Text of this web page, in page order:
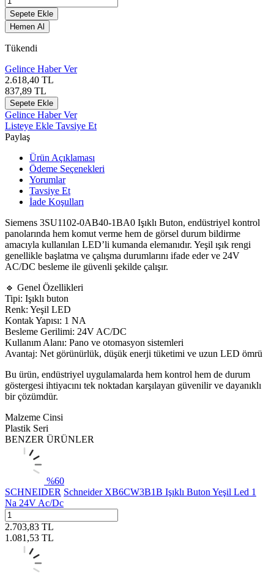
Sepete Ekle
Hemen Al
Tükendi
Gelince Haber Ver
2.618,40 TL
837,89 TL
Sepete Ekle
Gelince Haber Ver
Listeye Ekle Tavsiye Et
Paylaş
Ürün Açıklaması
Ödeme Seçenekleri
Yorumlar
Tavsiye Et
İade Koşulları
Siemens 3SU1102-0AB40-1BA0 Işıklı Buton, endüstriyel kontrol
panolarında hem komut verme hem de görsel durum bildirme
amacıyla kullanılan LED’li kumanda elemanıdır. Yeşil ışık rengi
genellikle başlatma ve çalışma durumlarını ifade eder ve 24V
AC/DC besleme ile güvenli şekilde çalışır.
🔹 Genel Özellikleri
Tipi: Işıklı buton
Renk: Yeşil LED
Kontak Yapısı: 1 NA
Besleme Gerilimi: 24V AC/DC
Kullanım Alanı: Pano ve otomasyon sistemleri
Avantaj: Net görünürlük, düşük enerji tüketimi ve uzun LED ömrü
Bu ürün, endüstriyel uygulamalarda hem kontrol hem de durum
göstergesi ihtiyacını tek noktadan karşılayan güvenilir ve dayanıklı
bir çözümdür.
Malzeme Cinsi
Plastik Seri
BENZER ÜRÜNLER
%60
SCHNEIDER Schneider XB6CW3B1B Işıklı Buton Yeşil Led 1
Na 24V Ac/Dc
2.703,83 TL
1.081,53 TL